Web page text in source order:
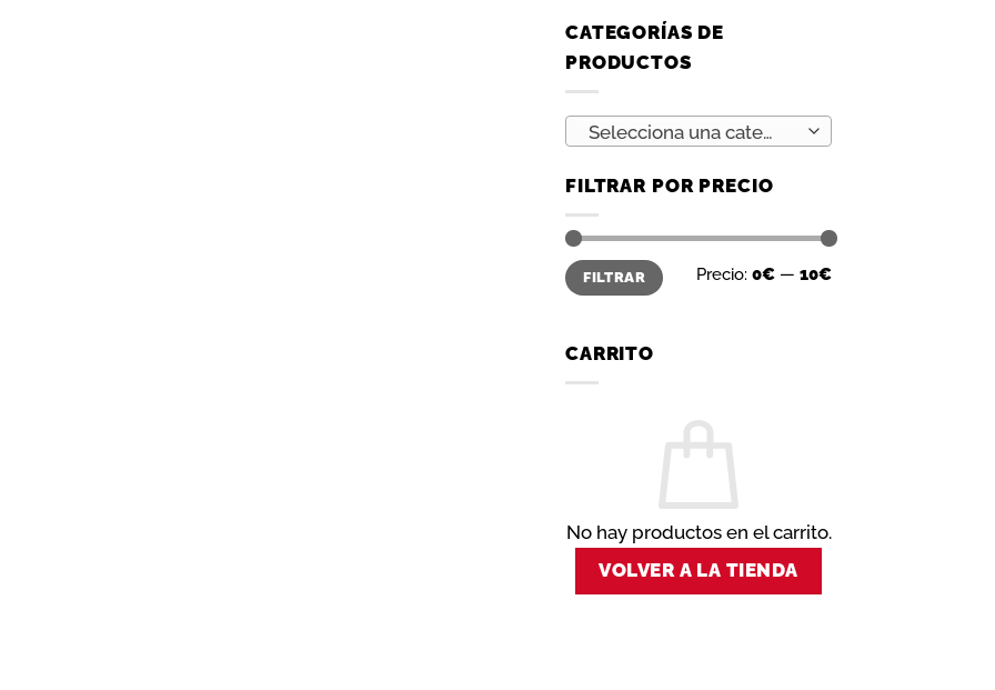
CATEGORÍAS DE
PRODUCTOS
Selecciona una categoría
FILTRAR POR PRECIO
Precio
mínimo
Precio
máximo
FILTRAR Precio: 0€ — 10€
CARRITO
No hay productos en el carrito.
VOLVER A LA TIENDA